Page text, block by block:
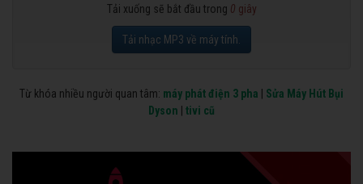
Tải xuống sẽ bắt đầu trong 0 giây
Tải nhạc MP3 về máy tính.
Từ khóa nhiều người quan tâm: máy phát điện 3 pha
Sửa Máy Hút Bụi
Dyson
tivi cũ